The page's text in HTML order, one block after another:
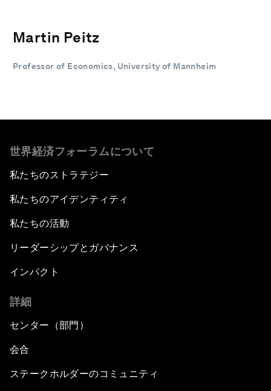
Martin Peitz
Professor of Economics, University of Mannheim
世界経済フォーラムについて
私たちのストラテジー
私たちのアイデンティティ
私たちの活動
リーダーシップとガバナンス
インパクト
詳細
センター（部門）
会合
ステークホルダーのコミュニティ